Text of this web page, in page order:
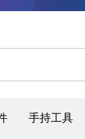
手持工具